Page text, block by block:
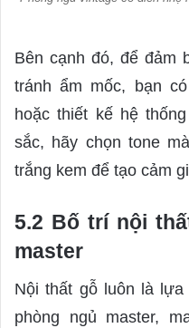
Bên cạnh đó, để đảm
tránh ẩm mốc, bạn
hoặc thiết kế hệ
sắc, hãy chọn tone
trắng kem để tạo cảm
5.2 Bố trí nội
master
Nội thất gỗ luôn là
phòng ngủ master,